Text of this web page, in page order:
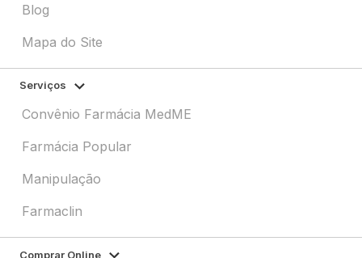
Blog
Mapa do Site
Serviços
Convênio Farmácia MedME
Farmácia Popular
Manipulação
Farmaclin
Comprar Online